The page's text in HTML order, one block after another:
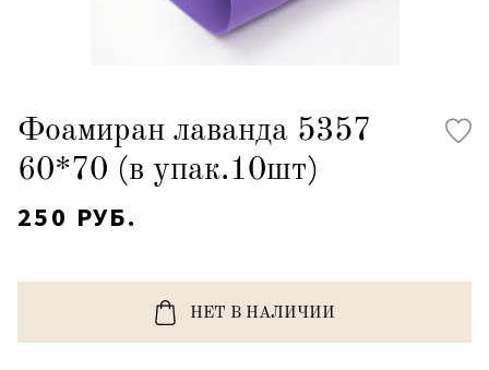
Фоамиран лаванда 5357
60*70 (в упак.10шт)
250 РУБ.
НЕТ В НАЛИЧИИ